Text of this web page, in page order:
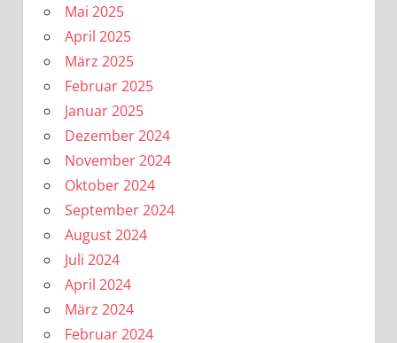
Mai 2025
April 2025
März 2025
Februar 2025
Januar 2025
Dezember 2024
November 2024
Oktober 2024
September 2024
August 2024
Juli 2024
April 2024
März 2024
Februar 2024